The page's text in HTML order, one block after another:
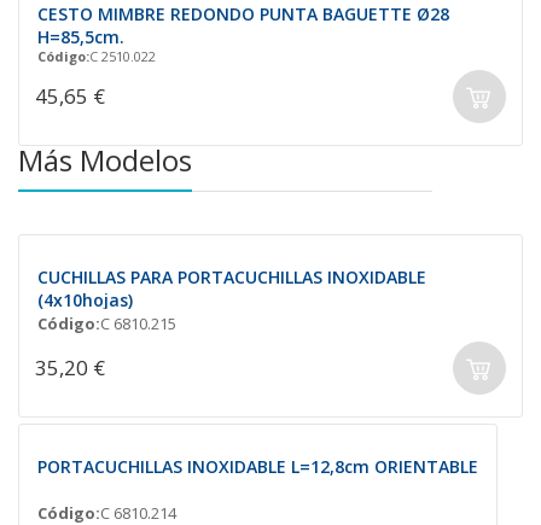
CESTO MIMBRE REDONDO PUNTA BAGUETTE Ø28
H=85,5cm.
Código:C 2510.022
45,65 €
Más Modelos
CUCHILLAS PARA PORTACUCHILLAS INOXIDABLE
(4x10hojas)
Código:C 6810.215
35,20 €
PORTACUCHILLAS INOXIDABLE L=12,8cm ORIENTABLE
Código:C 6810.214